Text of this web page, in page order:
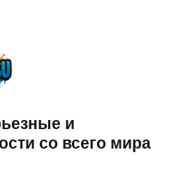
и
со всего мира